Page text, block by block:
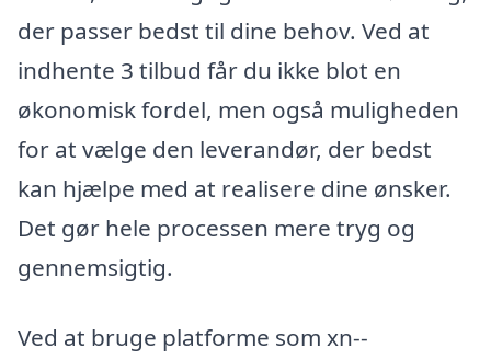
der passer bedst til dine behov. Ved at
indhente 3 tilbud får du ikke blot en
økonomisk fordel, men også muligheden
for at vælge den leverandør, der bedst
kan hjælpe med at realisere dine ønsker.
Det gør hele processen mere tryg og
gennemsigtig.
Ved at bruge platforme som xn--